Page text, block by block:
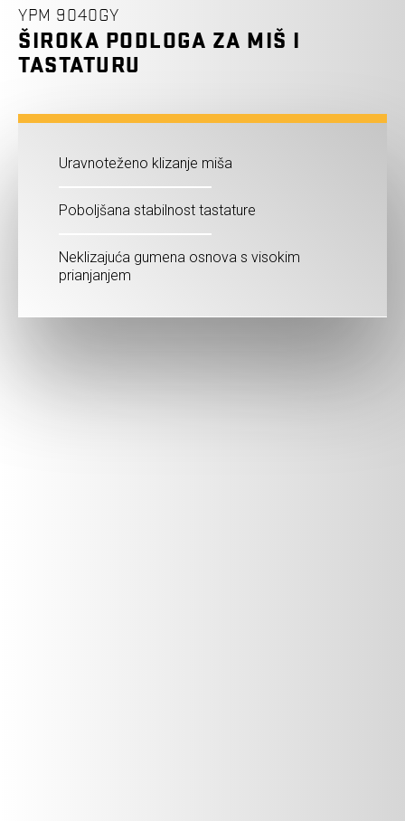
YPM 9040GY
ŠIROKA PODLOGA ZA MIŠ I
TASTATURU
Uravnoteženo klizanje miša
Poboljšana stabilnost tastature
Neklizajuća gumena osnova s visokim
prianjanjem